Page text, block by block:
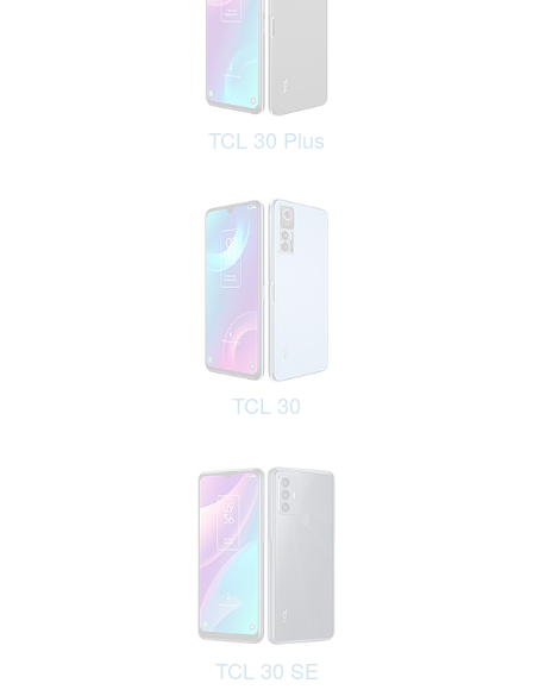
TCL 30 Plus
TCL 30
TCL 30 SE